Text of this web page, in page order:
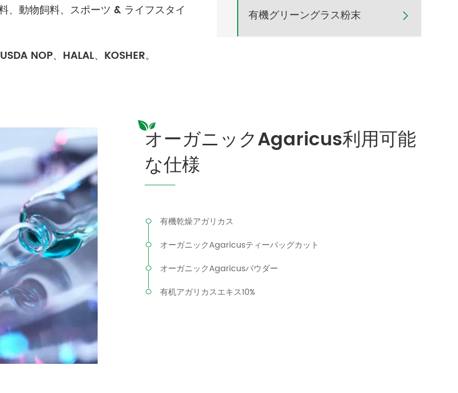
、動物飼料、スポーツ & ライフスタイ
NOP、HALAL、KOSHER。
有機グリーングラス粉末 
オーガニックAgaricus利用可能
な仕様
有機乾燥アガリカス
オーガニックAgaricusティーバッグカット
オーガニックAgaricusパウダー
有机アガリカスエキス10%